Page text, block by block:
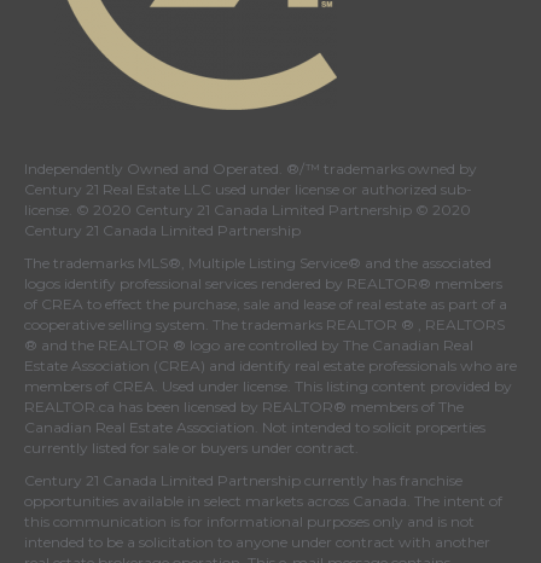
Independently Owned and Operated. ®/™ trademarks owned by
Century 21 Real Estate LLC used under license or authorized sub-
license. © 2020 Century 21 Canada Limited Partnership © 2020
Century 21 Canada Limited Partnership
The trademarks MLS®, Multiple Listing Service® and the associated
logos identify professional services rendered by REALTOR® members
of CREA to effect the purchase, sale and lease of real estate as part of a
cooperative selling system. The trademarks REALTOR ® , REALTORS
® and the REALTOR ® logo are controlled by The Canadian Real
Estate Association (CREA) and identify real estate professionals who are
members of CREA . Used under license. This listing content provided by
REALTOR.ca has been licensed by REALTOR® members of The
Canadian Real Estate Association . Not intended to solicit properties
currently listed for sale or buyers under contract.
Century 21 Canada Limited Partnership currently has franchise
opportunities available in select markets across Canada. The intent of
this communication is for informational purposes only and is not
intended to be a solicitation to anyone under contract with another